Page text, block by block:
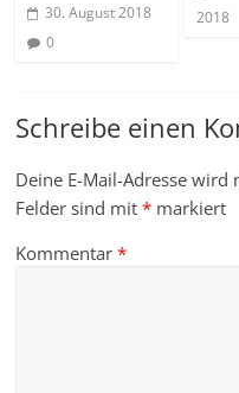
30. August 2018
0
2018
Schreibe einen
Deine E-Mail-Adresse
Felder sind mit* markiert
Kommentar*